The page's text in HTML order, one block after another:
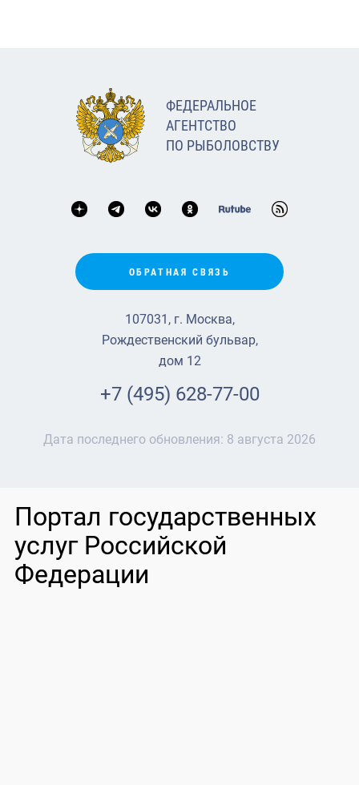
ФЕДЕРАЛЬНОЕ
АГЕНТСТВО
ПО РЫБОЛОВСТВУ
ОБРАТНАЯ СВЯЗЬ
107031, г. Москва,
Рождественский бульвар,
дом 12
+7 (495) 628-77-00
Дата последнего обновления: 8 августа 2026
Портал государственных
услуг Российской
Федерации